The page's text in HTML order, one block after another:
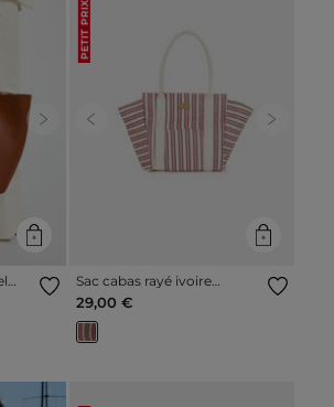
Next
PETIT PRIX
Previous Next
Sac cabas rayé ivoire
femme
29,00 €